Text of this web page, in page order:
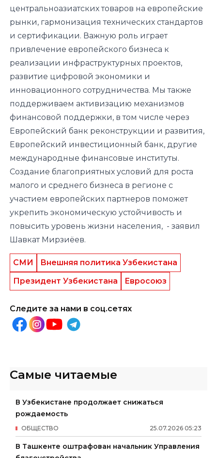
центральноазиатских товаров на европейские
рынки, гармонизация технических стандартов
и сертификации. Важную роль играет
привлечение европейского бизнеса к
реализации инфраструктурных проектов,
развитие цифровой экономики и
инновационного сотрудничества. Мы также
поддерживаем активизацию механизмов
финансовой поддержки, в том числе через
Европейский банк реконструкции и развития,
Европейский инвестиционный банк, другие
международные финансовые институты.
Создание благоприятных условий для роста
малого и среднего бизнеса в регионе с
участием европейских партнеров поможет
укрепить экономическую устойчивость и
повысить уровень жизни населения, - заявил
Шавкат Мирзиёев.
СМИ
Внешняя политика Узбекистана
Президент Узбекистана
Евросоюз
Следите за нами в соц.сетях
Самые читаемые
В Узбекистане продолжает снижаться
рождаемость
25.07.2026 05:23
ОБЩЕСТВО
В Ташкенте оштрафован начальник Управления